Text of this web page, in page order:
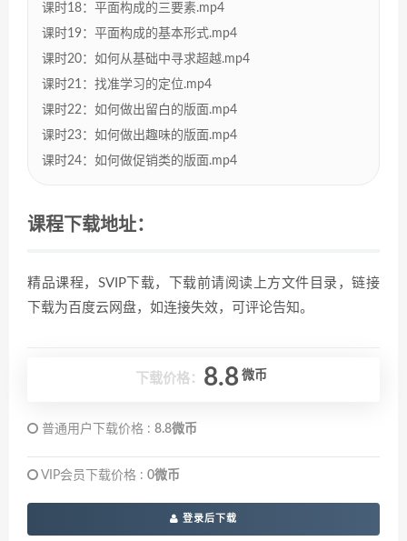
课时18：平面构成的三要素.mp4
课时19：平面构成的基本形式.mp4
课时20：如何从基础中寻求超越.mp4
课时21：找准学习的定位.mp4
课时22：如何做出留白的版面.mp4
课时23：如何做出趣味的版面.mp4
课时24：如何做促销类的版面.mp4
课程下载地址：
精品课程，SVIP下载，下载前请阅读上方文件目录，链接
下载为百度云网盘，如连接失效，可评论告知。
下载价格： 8.8 微币
普通用户下载价格 : 8.8微币
VIP会员下载价格 : 0微币
登录后下载